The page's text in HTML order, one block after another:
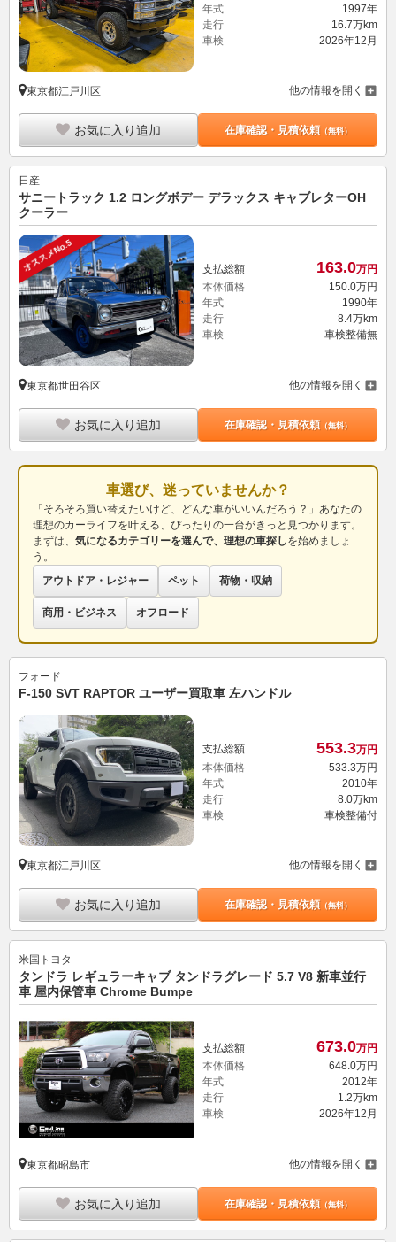
年式
1997年
走行
16.7万km
車検
2026年12月
東京都江戸川区 他の情報を開く
お気に入り追加 在庫確認・見積依頼（無料）
日産
サニートラック 1.2 ロングボデー デラックス キャブレターOH
クーラー
オススメNo.5 支払総額 163.0万円
本体価格
150.0万円
年式
1990年
走行
8.4万km
車検
車検整備無
東京都世田谷区 他の情報を開く
お気に入り追加 在庫確認・見積依頼（無料）
車選び、迷っていませんか？
「そろそろ買い替えたいけど、どんな車がいいんだろう？」あなたの
理想のカーライフを叶える、ぴったりの一台がきっと見つかります。
まずは、 気になるカテゴリーを選んで、理想の車探しを始めましょ
う。
アウトドア・レジャー
ペット 荷物・収納
商用・ビジネス オフロード
フォード
F-150 SVT RAPTOR ユーザー買取車 左ハンドル
支払総額 553.3万円
本体価格
533. 3万円
年式
2010年
走行
8.0万km
車検
車検整備付
東京都江戸川区 他の情報を開く
お気に入り追加 在庫確認・見積依頼（無料）
米国トヨタ
タンドラ レギュラーキャブ タンドラグレード 5.7 V8 新車並行
車 屋内保管車 Chrome Bumpe
支払総額 673.0万円
本体価格
648.0万円
年式
2012年
走行
1.2万km
車検
2026年12月
東京都昭島市 他の情報を開く
お気に入り追加 在庫確認・見積依頼（無料）